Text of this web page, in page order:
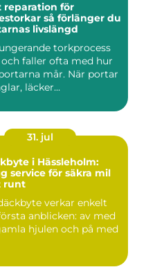
reparation för
så förlänger du
livslängd
torkprocess
faller ofta med hur
mår. När portar
läcker...
31. jul
i Hässleholm:
service för säkra mil
runt
verkar enkelt
anblicken: av med
hjulen och på med